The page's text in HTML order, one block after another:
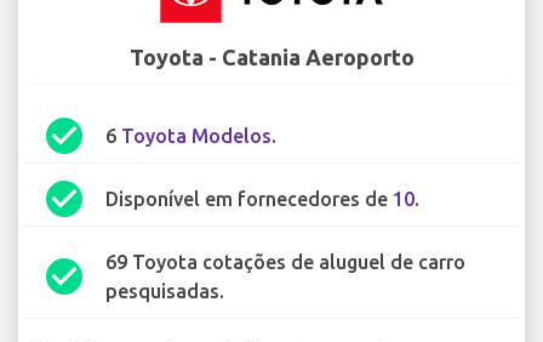
Toyota - Catania Aeroporto
check_circle 6 Toyota Modelos.
check_circle Disponível em fornecedores de 10.
check_circle
69 Toyota cotações de aluguel de carro
pesquisadas.